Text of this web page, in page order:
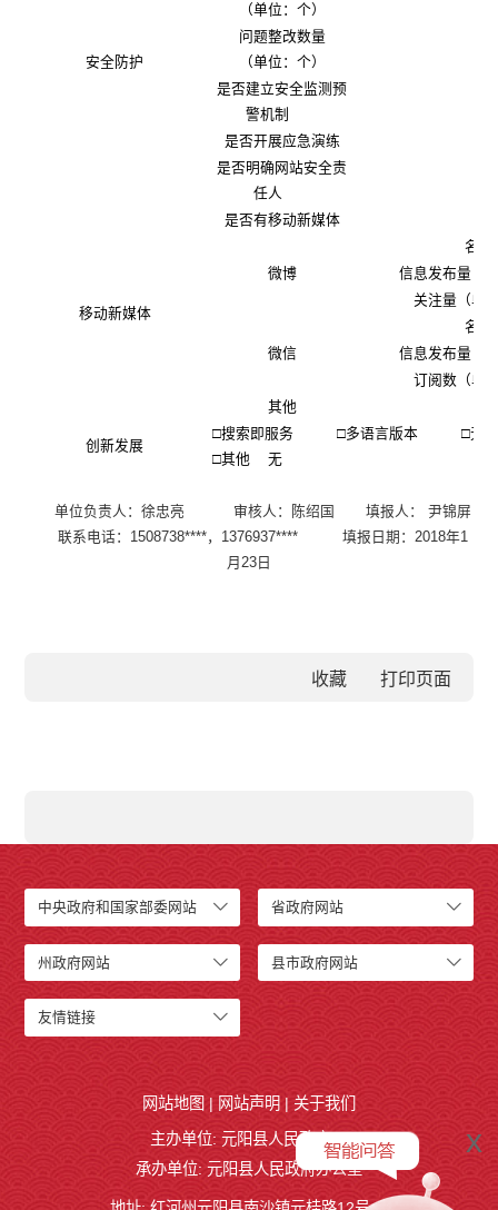
安全防护
（单位：个）
问题整改数量
（单位：个）
是否建立安全监测预
警机制
是否开展应急演练
是否明确网站安全责
任人
移动新媒体
是否有移动新媒体
微博
名称
信息发布量（
关注量（单
微信
名称
信息发布量（
订阅数（单
其他
创新发展
□搜索即服务 □多语言版本 □
□其他 无
单位负责人：徐忠亮 审核人：陈绍国 填报人： 尹锦屏
联系电话： 1508738****，1376937**** 填报日期：2018年1
月23日
收藏
中央政府和国家部委网站 省政府网站
州政府网站 县市政府网站
友情链接
x
网站地图 | 网站声明 | 关于我们
主办单位: 元阳县人民政府
承办单位: 元阳县人民政府办公室